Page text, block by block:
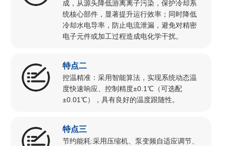
成，从源头降低游离离子污染，保护冷却系
统核心部件，显著提升运行效率；同时降低
冷却水电导率，防止电流泄漏，避免对精密
电子元件或加工过程造成电化学干扰。
特点二
控温精准：采用智能算法，实现系统动态温
度快速响应、控制精度±0.1℃（可选配
±0.01℃），具有良好的温度跟随性。
特点三
节约能耗:采用压缩机、泵变频自适应调节、